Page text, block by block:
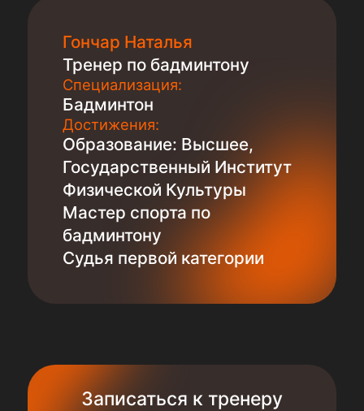
Гончар Наталья
Тренер по бадминтону
Специализация:
Бадминтон
Достижения:
Образование: Высшее,
Государственный Институт
Физической Культуры
Мастер спорта по
бадминтону
Судья первой категории
Записаться к тренеру